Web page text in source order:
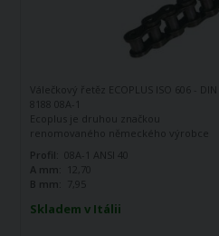
Skladem v Itálii
Válečkový řetěz ECOPLUS ISO 606 - DIN
8188 08A-1
Ecoplus je druhou značkou
renomovaného německého výrobce
Tato značka vznikla jako ekonomická
řada k doplnění standardní řady tohoto
výrobce. Jedná se o kvalitní řetězy
vyráběné dle norem ISO 606 - DIN 8188.
Profil:
08A-1 ANSI 40
A mm:
12,70
B mm:
7,95